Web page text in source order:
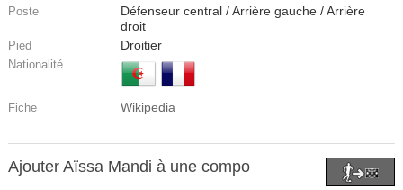
Poste
Défenseur central / Arrière gauche / Arrière
droit
Pied Droitier
Nationalité
Fiche Wikipedia
Ajouter Aïssa Mandi à une compo